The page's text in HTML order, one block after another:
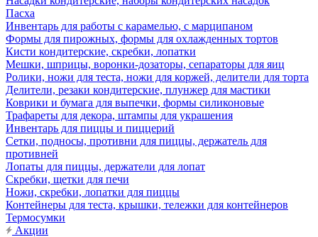
Пасха
Инвентарь для работы с карамелью, с марципаном
Формы для пирожных, формы для охлажденных тортов
Кисти кондитерские, скребки, лопатки
Мешки, шприцы, воронки-дозаторы, сепараторы для яиц
Ролики, ножи для теста, ножи для коржей, делители для торта
Делители, резаки кондитерские, плунжер для мастики
Коврики и бумага для выпечки, формы силиконовые
Трафареты для декора, штампы для украшения
Инвентарь для пиццы и пиццерий
Сетки, подносы, противни для пиццы, держатель для
противней
Лопаты для пиццы, держатели для лопат
Скребки, щетки для печи
Ножи, скребки, лопатки для пиццы
Контейнеры для теста, крышки, тележки для контейнеров
Термосумки
Акции